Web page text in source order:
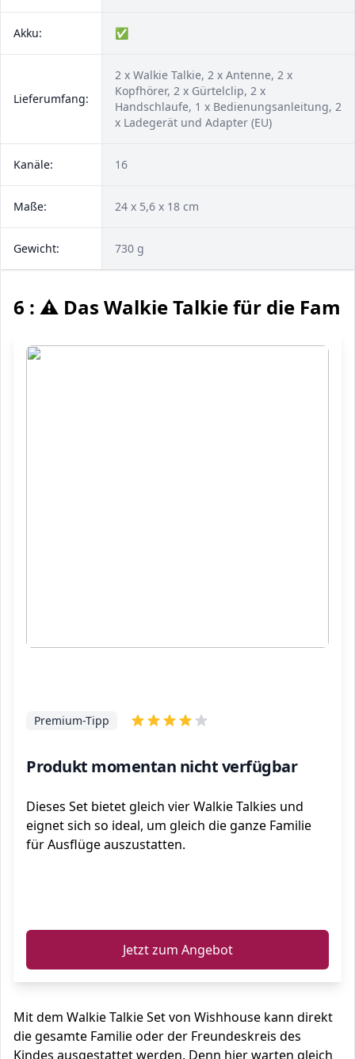
Akku: ✅
Lieferumfang:
2 x Walkie Talkie, 2 x Antenne, 2 x
Kopfhörer, 2 x Gürtelclip, 2 x
Handschlaufe, 1 x Bedienungsanleitung, 2
x Ladegerät und Adapter (EU)
Kanäle: 16
Maße: 24 x 5,6 x 18 cm
Gewicht: 730 g
6 : ⚠️ Das Walkie Talkie für die
Produkt momentan nicht verfügbar
Premium-Tipp
Dieses Set bietet gleich vier Walkie Talkies und
eignet sich so ideal, um gleich die ganze Familie
für Ausflüge auszustatten.
Jetzt zum Angebot
Mit dem Walkie Talkie Set von Wishhouse kann direkt
die gesamte Familie oder der Freundeskreis des
Kindes ausgestattet werden. Denn hier warten gleich